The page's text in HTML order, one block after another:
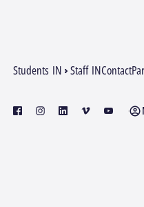
Students IN Staff INContact
facebookinstagramlinkedinvimeo youtube